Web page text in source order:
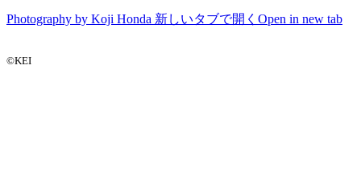
Photography by Koji Honda 新しいタブで開く Open in new tab
©KEI